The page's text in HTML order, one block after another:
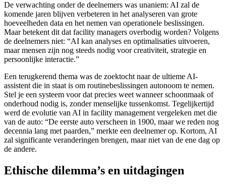
De verwachting onder de deelnemers was unaniem: AI zal de
komende jaren blijven verbeteren in het analyseren van grote
hoeveelheden data en het nemen van operationele beslissingen.
Maar betekent dit dat facility managers overbodig worden? Volgens
de deelnemers niet: “AI kan analyses en optimalisaties uitvoeren,
maar mensen zijn nog steeds nodig voor creativiteit, strategie en
persoonlijke interactie.”
Een terugkerend thema was de zoektocht naar de ultieme AI-
assistent die in staat is om routinebeslissingen autonoom te nemen.
Stel je een systeem voor dat precies weet wanneer schoonmaak of
onderhoud nodig is, zonder menselijke tussenkomst. Tegelijkertijd
werd de evolutie van AI in facility management vergeleken met die
van de auto: “De eerste auto verscheen in 1900, maar we reden nog
decennia lang met paarden,” merkte een deelnemer op. Kortom, AI
zal significante veranderingen brengen, maar niet van de ene dag op
de andere.
Ethische dilemma’s en uitdagingen